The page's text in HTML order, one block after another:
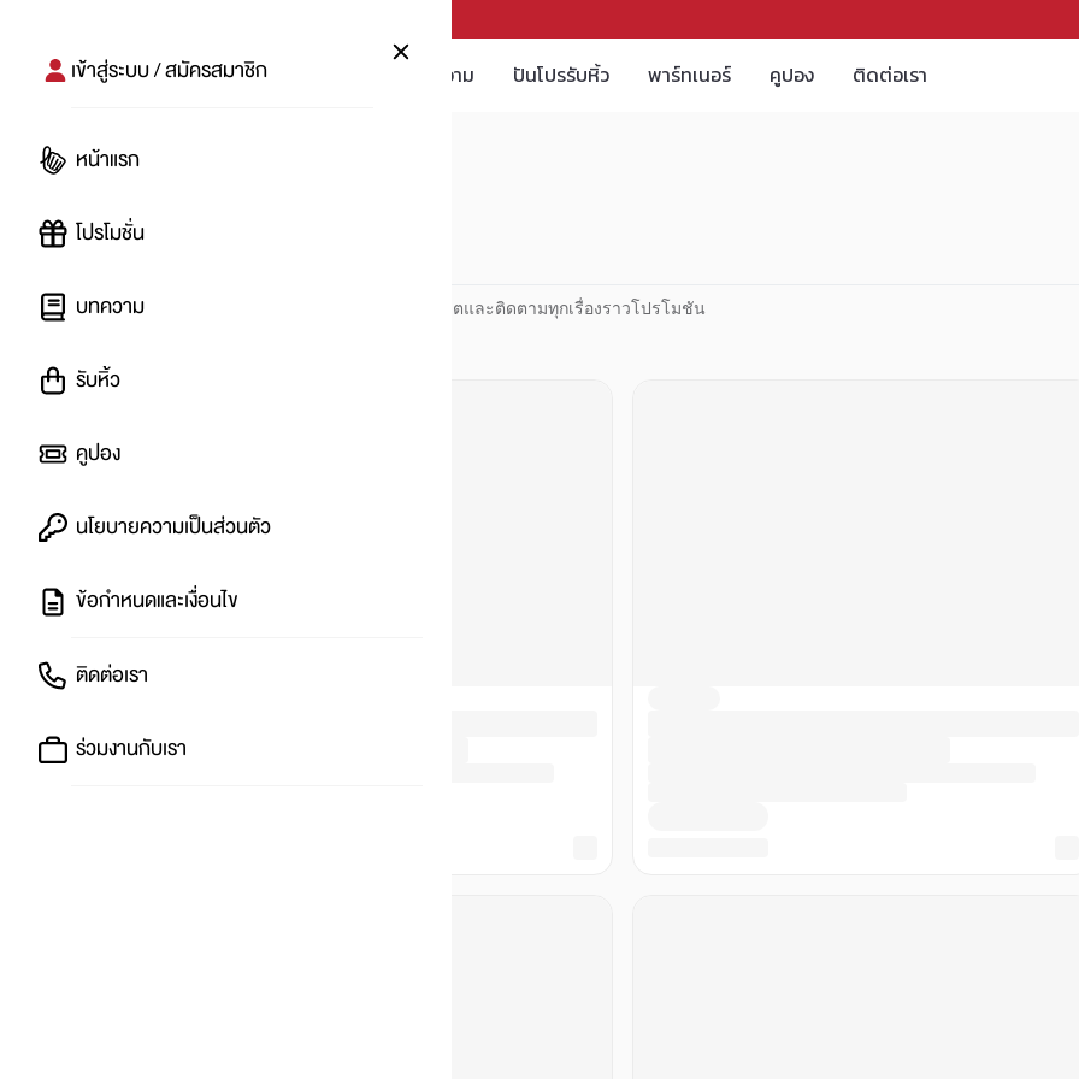
บทความ ปันโปรรับหิ้ว พาร์ทเนอร์ คูปอง ติดต่อเรา
เข้าสู่ระบบ / สมัครสมาชิก
หน้าแรก
โปรโมชั่น
บทความ
รับหิ้ว
คูปอง
นโยบายความเป็นส่วนตัว
ข้อกำหนดและเงื่อนไข
ติดต่อเรา
ร่วมงานกับเรา
#
ปันโปร PUNPRO ที่ 1 ด้านโปรโมชัน อัปเดตและติดตามทุกเรื่องราวโปรโมชัน